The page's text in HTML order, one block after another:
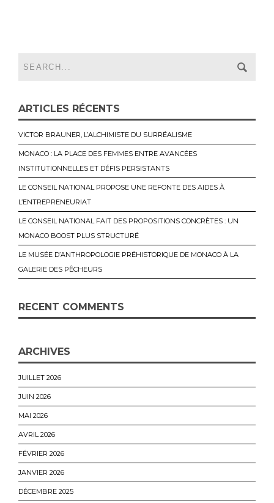
ARTICLES RÉCENTS
VICTOR BRAUNER, L’ALCHIMISTE DU SURRÉALISME
MONACO : LA PLACE DES FEMMES ENTRE AVANCÉES
INSTITUTIONNELLES ET DÉFIS PERSISTANTS
LE CONSEIL NATIONAL PROPOSE UNE REFONTE DES AIDES À
L’ENTREPRENEURIAT
LE CONSEIL NATIONAL FAIT DES PROPOSITIONS CONCRÈTES : UN
MONACO BOOST PLUS STRUCTURÉ
LE MUSÉE D’ANTHROPOLOGIE PRÉHISTORIQUE DE MONACO À LA
GALERIE DES PÊCHEURS
RECENT COMMENTS
ARCHIVES
JUILLET 2026
JUIN 2026
MAI 2026
AVRIL 2026
FÉVRIER 2026
JANVIER 2026
DÉCEMBRE 2025